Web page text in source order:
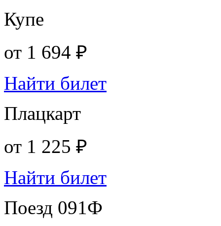
Купе
от 1 694 ₽
Найти билет
Плацкарт
от 1 225 ₽
Найти билет
Поезд 091Ф